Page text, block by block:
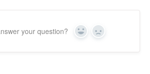
your question? Yes No